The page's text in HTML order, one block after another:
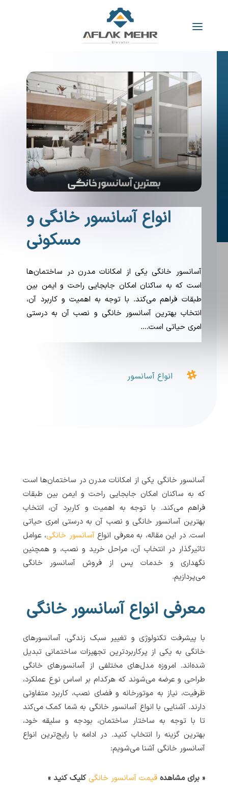
انواع آسانسور خانگی و
مسکونی
آسانسور خانگی یکی از امکانات مدرن در ساختمان‌ها
است که به ساکنان امکان جابجایی راحت و ایمن بین
طبقات فراهم می‌کند. با توجه به اهمیت و کاربرد آن،
انتخاب بهترین آسانسور خانگی و نصب آن به درستی
امری حیاتی است.…
 انواع آسانسور
آسانسور خانگی یکی از امکانات مدرن در ساختمان‌ها است
که به ساکنان امکان جابجایی راحت و ایمن بین طبقات
فراهم می‌کند. با توجه به اهمیت و کاربرد آن، انتخاب
بهترین آسانسور خانگی و نصب آن به درستی امری حیاتی
است. در این مقاله، به معرفی انواعآسانسور خانگی، عوامل
تاثیرگذار در انتخاب آن، مراحل خرید و نصب، و همچنین
نگهداری و خدمات پس از فروش آسانسور خانگی
می‌پردازیم.
معرفی انواع آسانسور خانگی
با پیشرفت تکنولوژی و تغییر سبک زندگی، آسانسورهای
خانگی به یکی از پرکاربردترین تجهیزات ساختمانی تبدیل
شده‌اند. امروزه مدل‌های مختلفی از آسانسورهای خانگی
طراحی و عرضه می‌شوند که هرکدام بر اساس نوع عملکرد،
ظرفیت، نیاز به موتورخانه و فضای نصب، کاربرد متفاوتی
دارند. آشنایی با انواع آسانسور خانگی به شما کمک می‌کند
تا با توجه به ساختار ساختمان، بودجه و سلیقه خود،
بهترین گزینه را انتخاب کنید. در ادامه با رایج‌ترین انواع
آسانسور خانگی آشنا می‌شویم:
« برای مشاهده قیمت آسانسور خانگیکلیک کنید »